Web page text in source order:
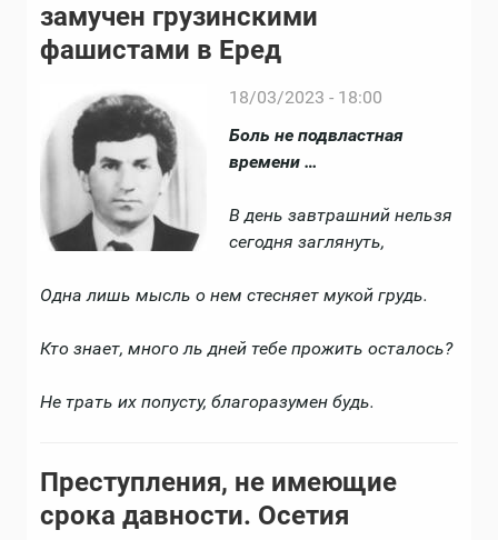
замучен грузинскими
фашистами в Еред
18/03/2023 - 18:00
Боль не подвластная
времени …
В день завтрашний нельзя
сегодня заглянуть,
Одна лишь мысль о нем стесняет мукой грудь.
Кто знает, много ль дней тебе прожить осталось?
Не трать их попусту, благоразумен будь.
Преступления, не имеющие
срока давности. Осетия